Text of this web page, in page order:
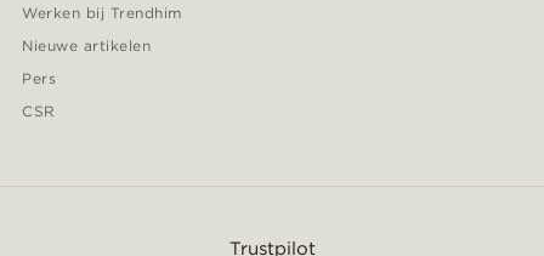
Werken bij Trendhim
Nieuwe artikelen
Pers
CSR
Trustpilot